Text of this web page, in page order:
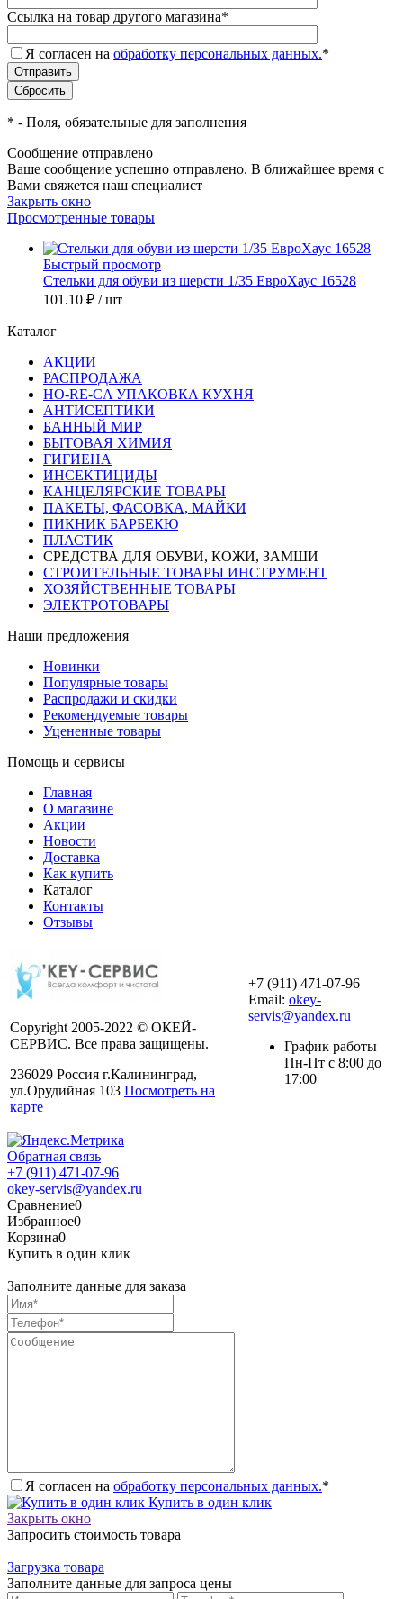
Ссылка на товар другого магазина*
Я согласен на обработку персональных данных.*
* - Поля, обязательные для заполнения
Сообщение отправлено
Ваше сообщение успешно отправлено. В ближайшее время с
Вами свяжется наш специалист
Закрыть окно
Просмотренные товары
Быстрый просмотр
Стельки для обуви из шерсти 1/35 ЕвроХаус 16528
101.10 ₽ / шт
Каталог
АКЦИИ
РАСПРОДАЖА
HO-RE-CA УПАКОВКА КУХНЯ
АНТИСЕПТИКИ
БАННЫЙ МИР
БЫТОВАЯ ХИМИЯ
ГИГИЕНА
ИНСЕКТИЦИДЫ
КАНЦЕЛЯРСКИЕ ТОВАРЫ
ПАКЕТЫ, ФАСОВКА, МАЙКИ
ПИКНИК БАРБЕКЮ
ПЛАСТИК
СРЕДСТВА ДЛЯ ОБУВИ, КОЖИ, ЗАМШИ
СТРОИТЕЛЬНЫЕ ТОВАРЫ ИНСТРУМЕНТ
ХОЗЯЙСТВЕННЫЕ ТОВАРЫ
ЭЛЕКТРОТОВАРЫ
Наши предложения
Новинки
Популярные товары
Распродажи и скидки
Рекомендуемые товары
Уцененные товары
Помощь и сервисы
Главная
О магазине
Акции
Новости
Доставка
Как купить
Каталог
Контакты
Отзывы
Copyright 2005-2022 © ОКЕЙ-
СЕРВИС. Все права защищены.
236029 Россия г.Калининград,
ул.Орудийная 103 Посмотреть на
карте
+7 (911) 471-07-96
Email: okey-
servis@yandex.ru
График работы
Пн-Пт с 8:00 до
17:00
Обратная связь
+7 (911) 471-07-96
okey-servis@yandex.ru
Сравнение0
Избранное0
Корзина0
Купить в один клик
Заполните данные для заказа
Я согласен на обработку персональных данных.*
Купить в один клик
Закрыть окно
Запросить стоимость товара
Загрузка товара
Заполните данные для запроса цены